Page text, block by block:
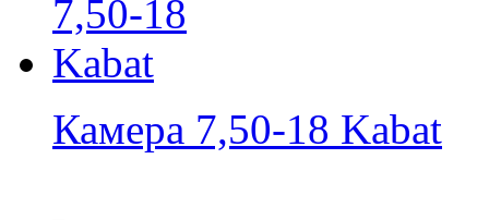
Камера 7,50-18 Kabat